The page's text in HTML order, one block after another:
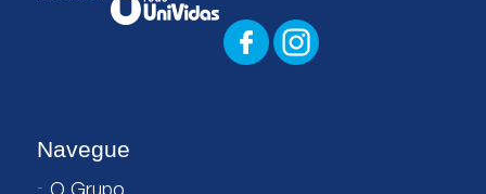
Navegue